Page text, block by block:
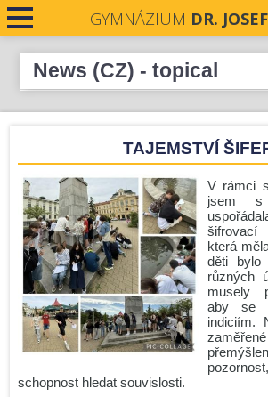
GYMNÁZIUM DR.
NEWS
CONTACTS
News (CZ) - topical
Středočeského kraje 2026
Pečeti Josefa Pekaře rozdány
Krásné prožití letních prázdnin.
Nové číslo Student revue je zde!
Zámecká premiéra
Komisionální zkoušky - podzim 2026
Úřední hodiny o prázdninách
Zlín
Run and Help: GJP v pohybu i srdcem!
Před prázdninami ještě jedna mise!
TAJEMSTVÍ
V rámci
jsem
která
děti bylo
různých
musely
aby se
indiciím.
schopnost hledat souvislosti.